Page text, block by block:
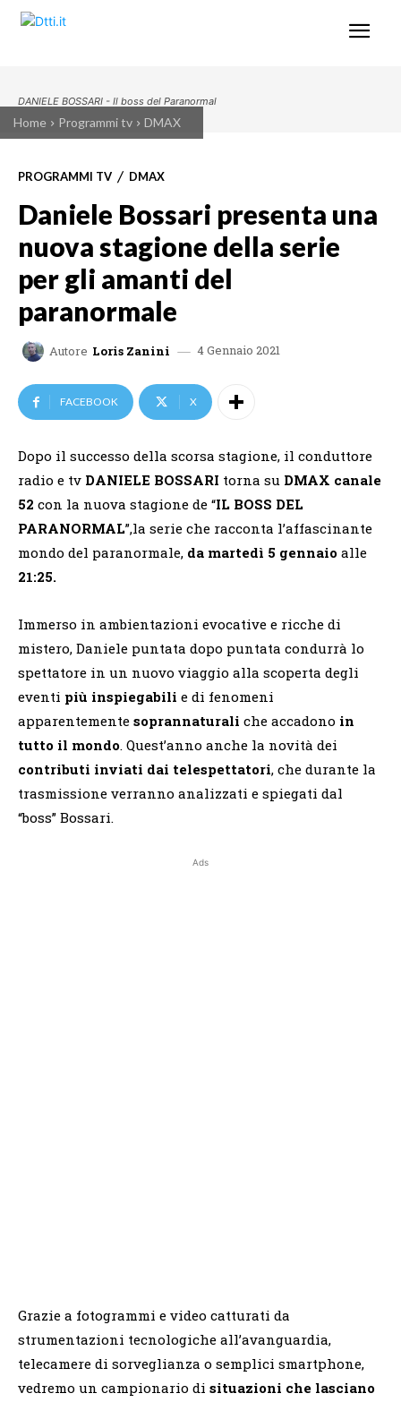
Home Programmi tv DMAX
DANIELE BOSSARI - Il boss del Paranormal
PROGRAMMI TV DMAX
Daniele Bossari presenta una
nuova stagione della serie
per gli amanti del
paranormale
Autore Loris Zanini 4 Gennaio 2021
FACEBOOK X
Dopo il successo della scorsa stagione, il conduttore
radio e tv DANIELE BOSSARI torna su DMAX canale
52 con la nuova stagione de “IL BOSS DEL
PARANORMAL”,la serie che racconta l’affascinante
mondo del paranormale, da martedì 5 gennaio alle
21:25.
Immerso in ambientazioni evocative e ricche di
mistero, Daniele puntata dopo puntata condurrà lo
spettatore in un nuovo viaggio alla scoperta degli
eventi più inspiegabili e di fenomeni
apparentemente soprannaturali che accadono in
tutto il mondo. Quest’anno anche la novità dei
contributi inviati dai telespettatori, che durante la
trasmissione verranno analizzati e spiegati dal
“boss” Bossari.
Ads
Grazie a fotogrammi e video catturati da
strumentazioni tecnologiche all’avanguardia,
telecamere di sorveglianza o semplici smartphone,
vedremo un campionario di situazioni che lasciano